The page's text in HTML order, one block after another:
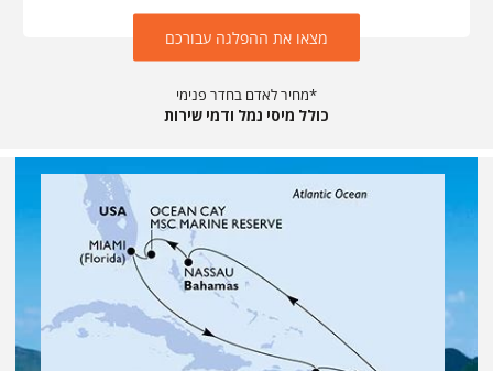
מצאו את ההפלגה עבורכם
מחיר לאדם בחדר פנימי*
כולל מיסי נמל ודמי שירות